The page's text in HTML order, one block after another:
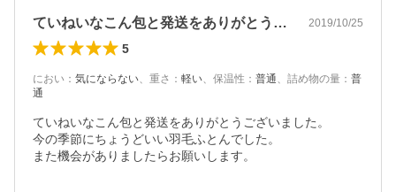
ていねいなこん包と発送をありがとうござ… 2019/10/25
5
におい ： 気にならない、 重さ ： 軽い、 保温性 ： 普通、 詰め物の量 ： 普
通
ていねいなこん包と発送をありがとうございました。
今の季節にちょうどいい羽毛ふとんでした。
また機会がありましたらお願いします。